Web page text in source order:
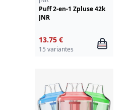
Puff 2-en-1 Zpluse 42k
JNR
13.75 €
15 variantes